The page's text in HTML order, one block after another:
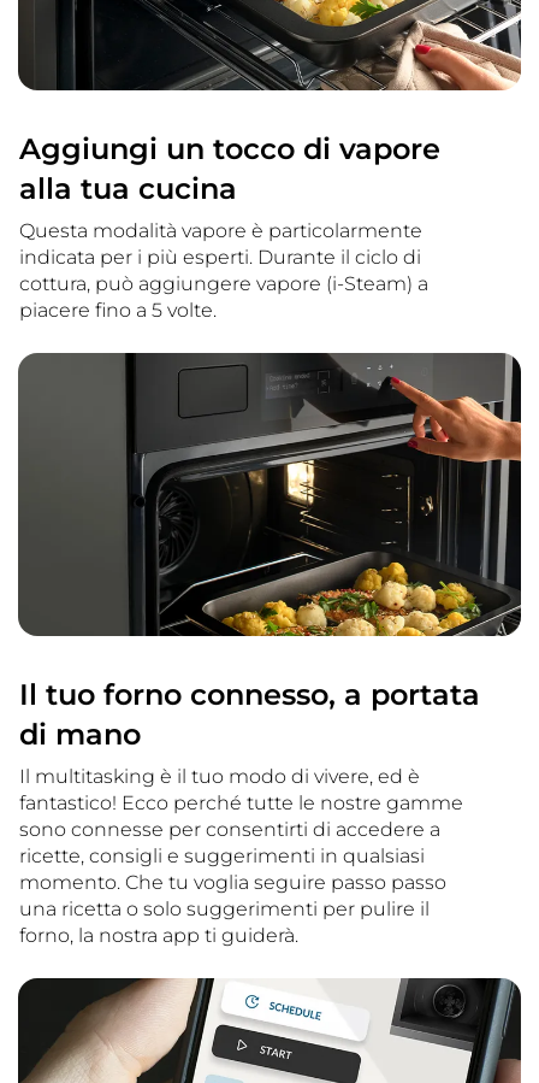
Aggiungi un tocco di vapore
alla tua cucina
Questa modalità vapore è particolarmente
indicata per i più esperti. Durante il ciclo di
cottura, può aggiungere vapore (i-Steam) a
piacere fino a 5 volte.
Il tuo forno connesso, a portata
di mano
Il multitasking è il tuo modo di vivere, ed è
fantastico! Ecco perché tutte le nostre gamme
sono connesse per consentirti di accedere a
ricette, consigli e suggerimenti in qualsiasi
momento. Che tu voglia seguire passo passo
una ricetta o solo suggerimenti per pulire il
forno, la nostra app ti guiderà.